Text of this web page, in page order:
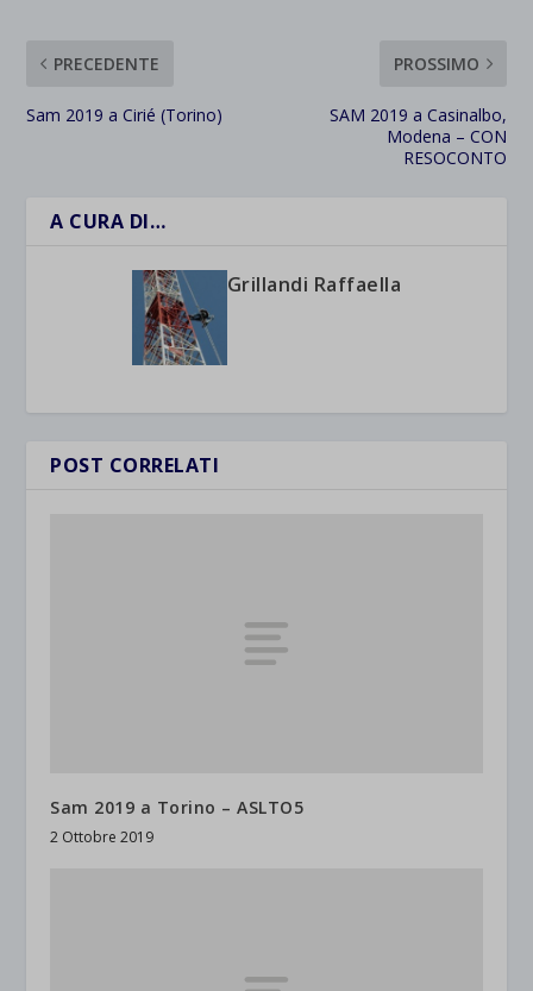
PRECEDENTE
Sam 2019 a Cirié (Torino)
PROSSIMO
SAM 2019 a Casinalbo,
Modena – CON
RESOCONTO
A CURA DI…
Grillandi Raffaella
POST CORRELATI
Sam 2019 a Torino – ASLTO5
2 Ottobre 2019